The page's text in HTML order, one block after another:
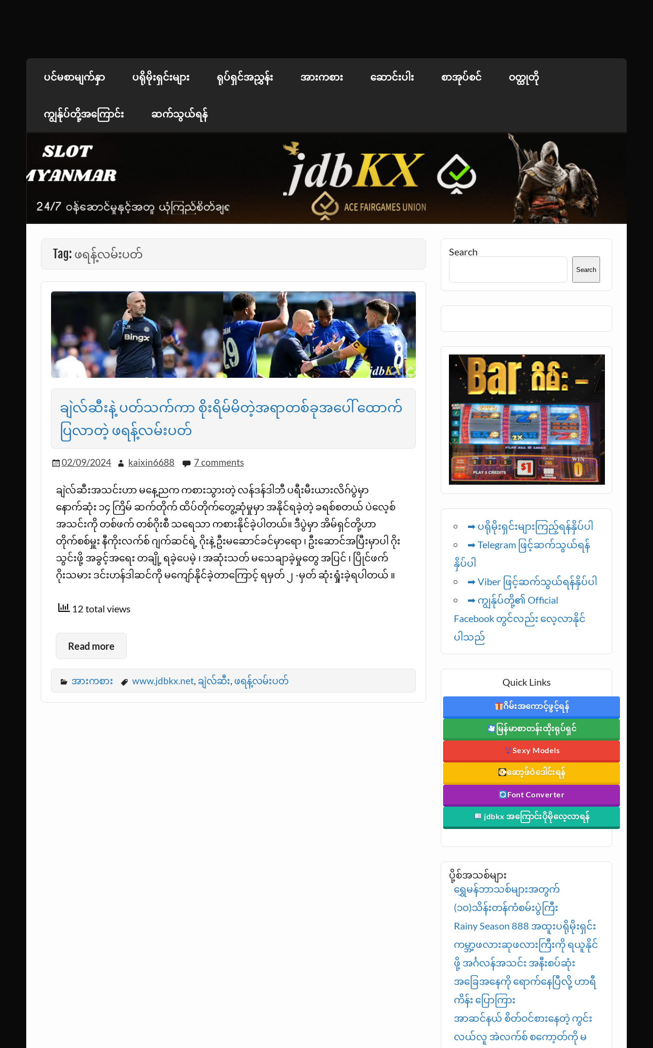
jdbKX News
ပင်မစာမျက်နှာ ပရိုမိုးရှင်းများ ရုပ်ရှင်အညွှန်း အားကစား ဆောင်းပါး စာအုပ်စင် ဝတ္ထုတို
ကျွန်ုပ်တို့အကြောင်း ဆက်သွယ်ရန်
Tag: ဖရန့်လမ်းပတ်
ချဲလ်ဆီးနဲ့ ပတ်သက်ကာ စိုးရိမ်မိတဲ့အရာတစ်ခုအပေါ် ထောက်
ပြလာတဲ့ ဖရန့်လမ်းပတ်
02/09/2024 kaixin6688 7 comments
ချဲလ်ဆီးအသင်းဟာ မနေ့ညက ကစားသွားတဲ့ လန်ဒန်ဒါဘီ ပရီးမီးယားလိဂ်ပွဲမှာ
နောက်ဆုံး ၁၄ ကြိမ် ဆက်တိုက် ထိပ်တိုက်တွေ့ဆုံမှုမှာ အနိုင်ရခဲ့တဲ့ ခရစ်စတယ် ပဲလေ့စ်
အသင်းကို တစ်ဖက် တစ်ဂိုးစီ သရေသာ ကစားနိုင်ခဲ့ပါတယ်။ ဒီပွဲမှာ အိမ်ရှင်တို့ဟာ
တိုက်စစ်မှူး နီကိုးလက်စ် ဂျက်ဆင်ရဲ့ ဂိုးနဲ့ ဦးမဆောင်ခင်မှာရော ၊ ဦးဆောင်အပြီးမှာပါ ဂိုး
သွင်းဖို့ အခွင့်အရေး တချို့ ရခဲ့ပေမဲ့ ၊ အဆုံးသတ် မသေချာခဲ့မှုတွေ အပြင် ၊ ပြိုင်ဖက်
ဂိုးသမား ဒင်းဟန်ဒါဆင်ကို မကျော်နိုင်ခဲ့တာကြောင့် ရမှတ် ၂ -မှတ် ဆုံးရှုံးခဲ့ရပါတယ် ။
12 total views
Read more
အားကစား www.jdbkx.net, ချဲလ်ဆီး, ဖရန့်လမ်းပတ်
Search
Search
➡ ပရိုမိုးရှင်းများကြည့်ရန်နှိပ်ပါ
➡ Telegram ဖြင့်ဆက်သွယ်ရန်
နှိပ်ပါ
➡Viber ဖြင့်ဆက်သွယ်ရန်နှိပ်ပါ
➡ ကျွန်ုပ်တို့၏ Official
Facebook တွင်လည်း လေ့လာနိုင်
ပါသည်
Quick Links
ဂိမ်းအကောင့်ဖွင့်ရန်
မြန်မာစာတန်းထိုးရုပ်ရှင်
Sexy Models
ဆော့ဖ်ဝဲဒေါင်းရန်
Font Converter
jdbkx အကြောင်းပိုမိုလေ့လာရန်
ပို့စ်အသစ်များ
ရွှေမန်ဘာသစ်များအတွက်
(၁၀)သိန်းတန်ကံစမ်းပွဲကြီး
Rainy Season 888 အထူးပရိုမိုးရှင်း
ကမ္ဘာ့ဖလားဆုဖလားကြီးကို ရယူနိုင်
ဖို့ အင်္ဂလန်အသင်း အနီးစပ်ဆုံး
အခြေအနေကို ရောက်နေပြီလို့ ဟာရီ
ကိန်း ပြောကြား
အာဆင်နယ် စိတ်ဝင်စားနေတဲ့ ကွင်း
လယ်လူ အဲလက်စ် စကော့တ်ကို မ